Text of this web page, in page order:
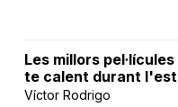
Les millors
te calent durant
Víctor Rodrigo